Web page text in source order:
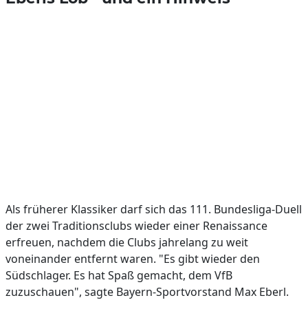
Als früherer Klassiker darf sich das 111. Bundesliga-Duell
der zwei Traditionsclubs wieder einer Renaissance
erfreuen, nachdem die Clubs jahrelang zu weit
voneinander entfernt waren. "Es gibt wieder den
Südschlager. Es hat Spaß gemacht, dem VfB
zuzuschauen", sagte Bayern-Sportvorstand Max Eberl.